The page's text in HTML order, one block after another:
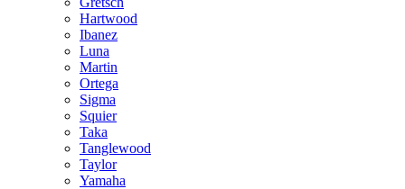
Hartwood
Ibanez
Luna
Martin
Ortega
Sigma
Squier
Taka
Tanglewood
Taylor
Yamaha